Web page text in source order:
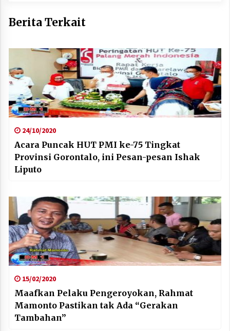
Berita Terkait
24/10/2020
Acara Puncak HUT PMI ke-75 Tingkat
Provinsi Gorontalo, ini Pesan-pesan Ishak
Liputo
15/02/2020
Maafkan Pelaku Pengeroyokan, Rahmat
Mamonto Pastikan tak Ada “Gerakan
Tambahan”